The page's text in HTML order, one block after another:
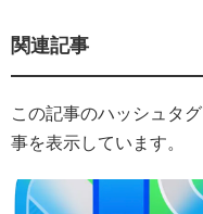
関連記事
この記事のハッシュタグ
事を表示しています。